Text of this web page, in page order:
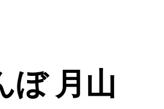
ぼ 月山